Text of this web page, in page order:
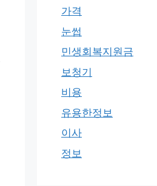
가격
눈썹
민생회복지원금
보청기
비용
유용한정보
이사
정보